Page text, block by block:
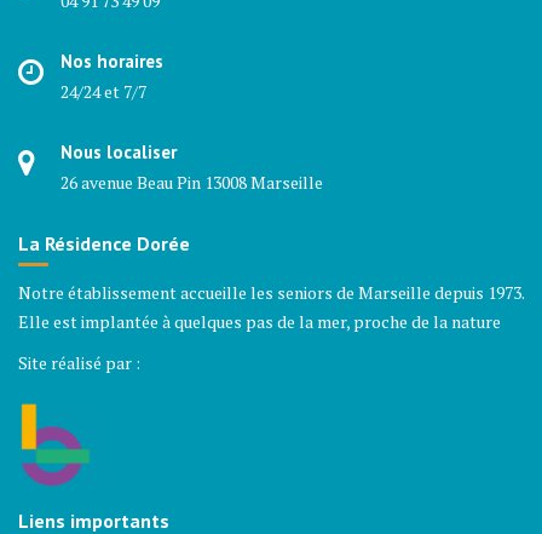
Nos horaires
24/24 et 7/7
Nous localiser
26 avenue Beau Pin 13008 Marseille
La Résidence Dorée
Notre établissement accueille les seniors de Marseille depuis 1973.
Elle est implantée à quelques pas de la mer, proche de la nature
Site réalisé par :
Liens importants